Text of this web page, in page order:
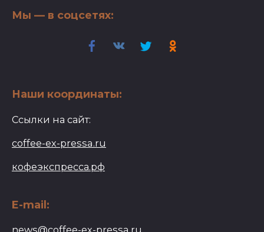
Мы — в соцсетях:
Наши координаты:
Ссылки на сайт:
coffee-ex-pressa.ru
кофеэкспресса.рф
E-mail: